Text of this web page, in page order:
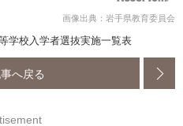
画像出典：岩手県教育委員会
学校入学者選抜実施一覧表
へ戻る